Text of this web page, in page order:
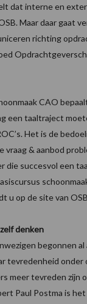
dat interne en
Maar daar gaat
richting
CAO
een taaltraject
Het is de
vraag & aanbod
die succesvol een
u op de site van
denken
begonnen
tevredenheid
meer tevreden zijn
Paul Postma is